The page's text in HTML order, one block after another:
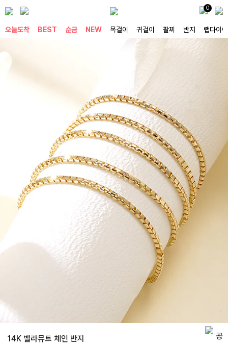
0
오늘도착 BEST 순금 NEW 목걸이 귀걸이 팔찌 반지 랩다이아
14K 벨라뮤트 체인 반지